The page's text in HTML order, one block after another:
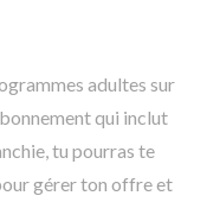
adultes sur
qui inclut
tu pourras te
gérer ton offre et